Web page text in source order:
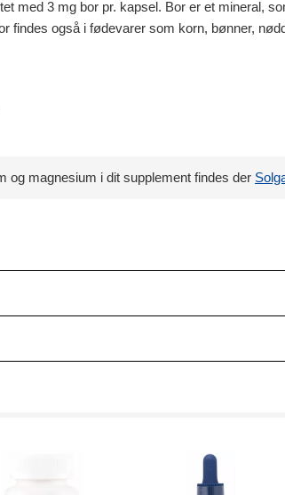
med 3 mg bor pr. kapsel. Bor er et mineral,
findes også i fødevarer som korn, bønner,
og magnesium i dit supplement findes der